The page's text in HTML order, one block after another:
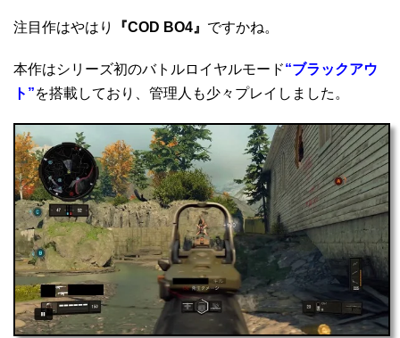
注目作はやはり 『COD BO4』 ですかね。
本作はシリーズ初のバトルロイヤルモード“ブラックアウ
ト”を搭載しており、管理人も少々プレイしました。